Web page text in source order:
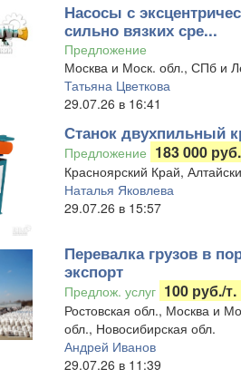
Насосы с
сильно вязких сре...
Предложение
Москва и Моск. обл., СПб и
Татьяна Цветкова
29.07.26 в 16:41
Станок двухпильный
Предложение 183 000 руб.
Красноярский Край,
Наталья Яковлева
29.07.26 в 15:57
Перевалка грузов в
экспорт
Предлож. услуг 100 руб./т.
Ростовская обл., Москва и
обл., Новосибирская обл.
Андрей Иванов
29.07.26 в 11:39